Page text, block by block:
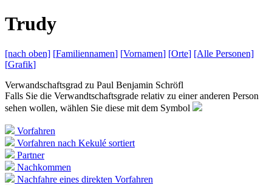
Trudy
[nach oben] [Familiennamen] [Vornamen] [Orte] [Alle Personen]
[Grafik]
Verwandschaftsgrad zu Paul Benjamin Schröfl
Falls Sie die Verwandtschaftsgrade relativ zu einer anderen Person
sehen wollen, wählen Sie diese mit dem Symbol
Vorfahren
Vorfahren nach Kekulé sortiert
Partner
Nachkommen
Nachfahre eines direkten Vorfahren